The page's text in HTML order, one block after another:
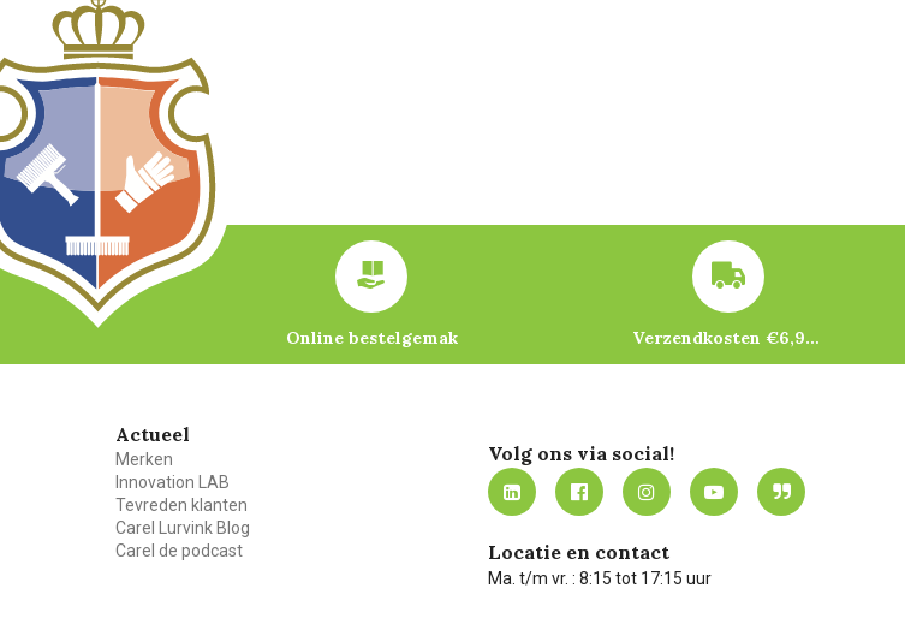
Online bestelgemak Verzendkosten €6,95 – gratis bij je eerste bestelling vanaf €200
Actueel
Merken
Innovation LAB
Tevreden klanten
Carel Lurvink Blog
Carel de podcast
Volg ons via social!
Locatie en contact
Ma. t/m vr. : 8:15 tot 17:15 uur